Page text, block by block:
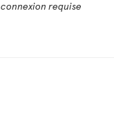
requise